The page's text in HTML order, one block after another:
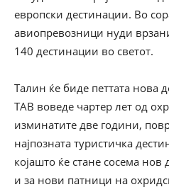
европски дестинации. Во
авиопревозници нуди
140 дестинации во светот.
Талин ќе биде петтата нова
ТАВ воведе чартер лет од
изминатите две години,
најпозната туристичка
којашто ќе стане сосема
и за нови патници на